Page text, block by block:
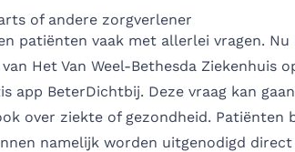
of andere zorgverlener
patiënten vaak met allerlei vragen. Nu
Het Van Weel-Bethesda Ziekenhuis
app BeterDichtbij. Deze vraag kan
over ziekte of gezondheid. Patiënten
namelijk worden uitgenodigd